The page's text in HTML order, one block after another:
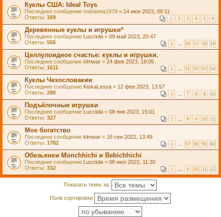
Куклы США: Ideal Toys
Последнее сообщение marianna1979 « 14 июн 2023, 09:11
Ответы: 169 1 2 3 4 5 6
Деревянные куклы и игрушки*
Последнее сообщение Lucciola « 09 май 2023, 20:47
Ответы: 556 1 … 16 17 18 19
Целлулоидное счастье: куклы и игрушки.
Последнее сообщение klmwar « 24 фев 2023, 19:05
Ответы: 1611 1 … 51 52 53 54
Куклы Чехословакии
Последнее сообщение KiskaLesya « 12 фев 2023, 13:57
Ответы: 280 1 … 7 8 9 10
Подъёлочные игрушки
Последнее сообщение Lucciola « 08 янв 2023, 15:01
Ответы: 327 1 … 8 9 10 11
Мое богатство
Последнее сообщение klmwar « 16 сен 2022, 13:49
Ответы: 1782 1 … 57 58 59 60
Обезьянки Monchhichi и Bebichhichi
Последнее сообщение Lucciola « 08 июл 2022, 11:30
Ответы: 332 1 … 9 10 11 12
Показать темы за:
Поле сортировки